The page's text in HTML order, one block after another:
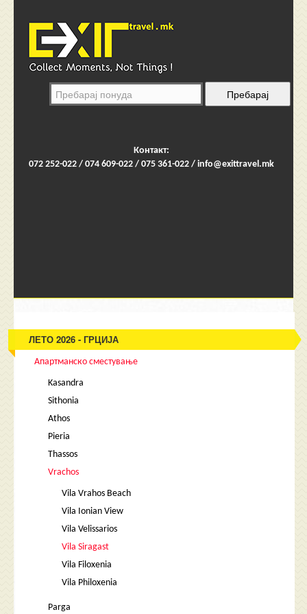
Контакт:
072 252-022 / 074 609-022 / 075 361-022 / info@exittravel.mk
ЛЕТО 2026 - ГРЦИЈА
Апартманско сместување
Kasandra
Sithonia
Athos
Pieria
Thassos
Vrachos
Vila Vrahos Beach
Vila Ionian View
Vila Velissarios
Vila Siragast
Vila Filoxenia
Vila Philoxenia
Parga